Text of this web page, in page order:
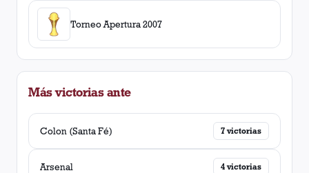
Torneo Apertura 2007
Más victorias ante
Colon (Santa Fé) 7 victorias
Arsenal 4 victorias